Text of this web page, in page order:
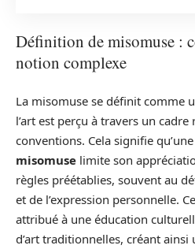
Définition de misomuse :
notion complexe
La misomuse se définit comme
l’art est perçu à travers un cadre
conventions. Cela signifie
misomuse limite son
règles préétablies, souvent au
et de l’expression personnelle.
attribué à une éducation
d’art traditionnelles, créant